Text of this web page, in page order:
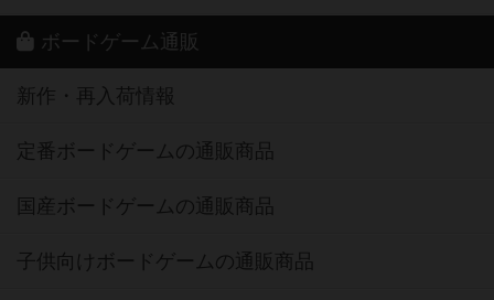
ボードゲーム通販
新作・再入荷情報
定番ボードゲームの通販商品
国産ボードゲームの通販商品
子供向けボードゲームの通販商品